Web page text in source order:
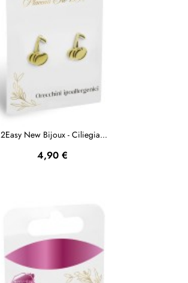
2Easy New Bijoux - Ciliegia...
Prezzo
4,90 €